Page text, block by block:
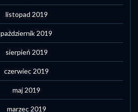
listopad 2019
październik 2019
sierpień 2019
czerwiec 2019
maj 2019
marzec 2019